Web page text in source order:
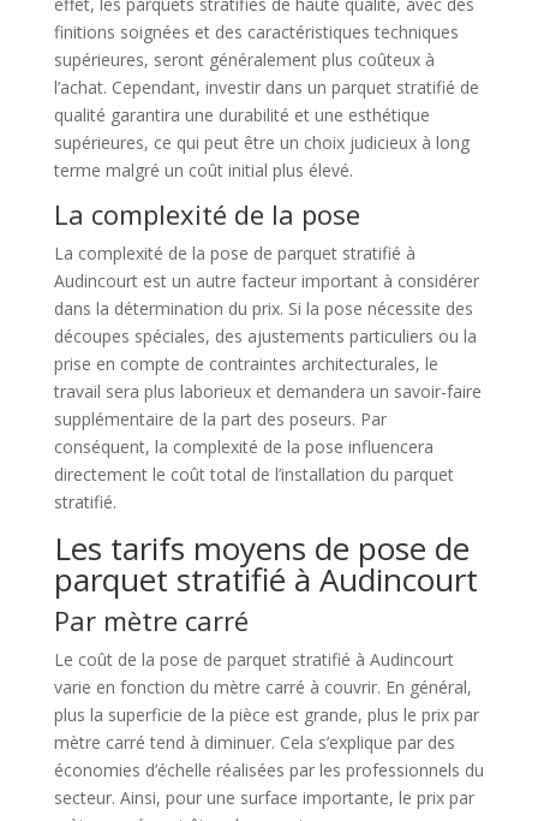
finitions soignées et des caractéristiques techniques
supérieures, seront généralement plus coûteux à
l’achat. Cependant, investir dans un parquet stratifié de
qualité garantira une durabilité et une esthétique
supérieures, ce qui peut être un choix judicieux à long
terme malgré un coût initial plus élevé.
La complexité de la pose
La complexité de la pose de parquet stratifié à
Audincourt est un autre facteur important à considérer
dans la détermination du prix. Si la pose nécessite des
découpes spéciales, des ajustements particuliers ou la
prise en compte de contraintes architecturales, le
travail sera plus laborieux et demandera un savoir-faire
supplémentaire de la part des poseurs. Par
conséquent, la complexité de la pose influencera
directement le coût total de l’installation du parquet
stratifié.
Les tarifs moyens de pose de
parquet stratifié à Audincourt
Par mètre carré
Le coût de la pose de parquet stratifié à Audincourt
varie en fonction du mètre carré à couvrir. En général,
plus la superficie de la pièce est grande, plus le prix par
mètre carré tend à diminuer. Cela s’explique par des
économies d’échelle réalisées par les professionnels du
secteur. Ainsi, pour une surface importante, le prix par